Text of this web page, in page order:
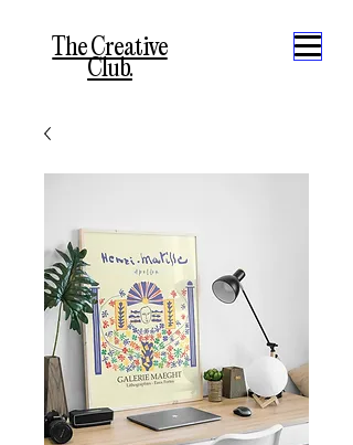
The Creative
Club.